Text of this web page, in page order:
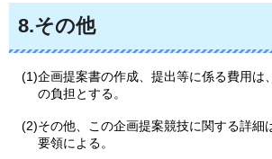
8.その他
(1)企画提案書の作成、提出等に係る費用は
の負担とする。
(2)その他、この企画提案競技に関する詳細
要領による。